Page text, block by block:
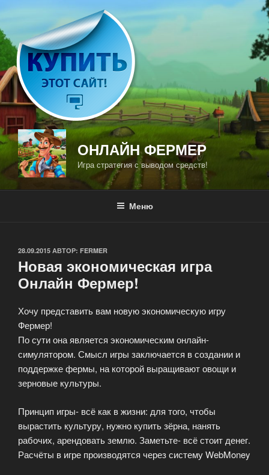
содержимому
ОНЛАЙН ФЕРМЕР
Игра стратегия с выводом средств!
Меню
ОПУБЛИКОВАНО
28.09.2015 АВТОР: FERMER
Новая экономическая игра
Онлайн Фермер!
Хочу представить вам новую экономическую игру
Фермер!
По сути она является экономическим онлайн-
симулятором. Смысл игры заключается в создании и
поддержке фермы, на которой выращивают овощи и
зерновые культуры.
Принцип игры- всё как в жизни: для того, чтобы
вырастить культуру, нужно купить зёрна, нанять
рабочих, арендовать землю. Заметьте- всё стоит денег.
Расчёты в игре производятся через систему WebMoney